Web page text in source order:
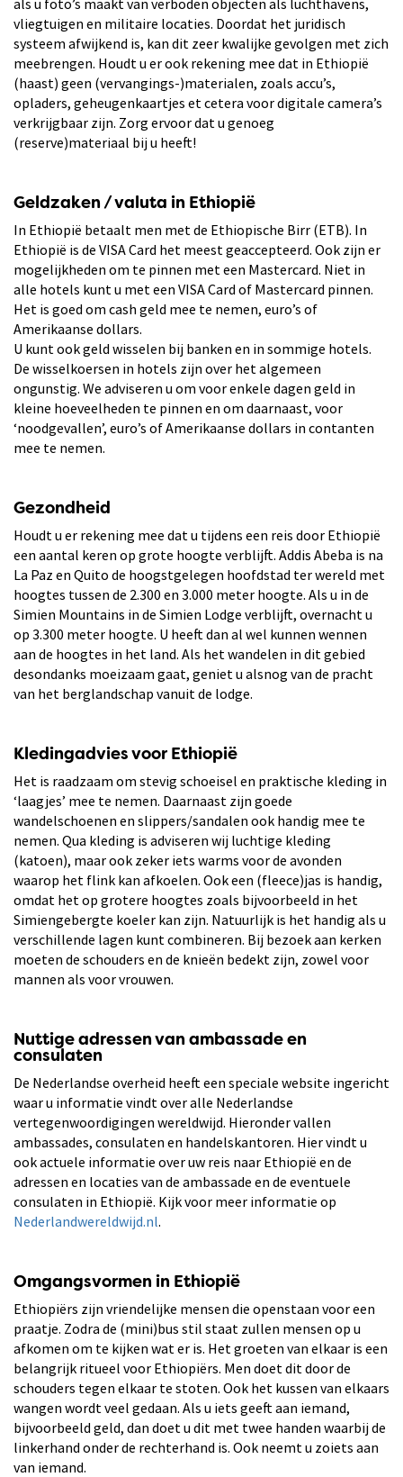
vliegtuigen en militaire locaties. Doordat het juridisch
systeem afwijkend is, kan dit zeer kwalijke gevolgen met zich
meebrengen. Houdt u er ook rekening mee dat in Ethiopië
(haast) geen (vervangings-)materialen, zoals accu’s,
opladers, geheugenkaartjes et cetera voor digitale camera’s
verkrijgbaar zijn. Zorg ervoor dat u genoeg
(reserve)materiaal bij u heeft!
Geldzaken / valuta in Ethiopië
In Ethiopië betaalt men met de Ethiopische Birr (ETB). In
Ethiopië is de VISA Card het meest geaccepteerd. Ook zijn er
mogelijkheden om te pinnen met een Mastercard. Niet in
alle hotels kunt u met een VISA Card of Mastercard pinnen.
Het is goed om cash geld mee te nemen, euro’s of
Amerikaanse dollars.
U kunt ook geld wisselen bij banken en in sommige hotels.
De wisselkoersen in hotels zijn over het algemeen
ongunstig. We adviseren u om voor enkele dagen geld in
kleine hoeveelheden te pinnen en om daarnaast, voor
‘noodgevallen’, euro’s of Amerikaanse dollars in contanten
mee te nemen.
Gezondheid
Houdt u er rekening mee dat u tijdens een reis door Ethiopië
een aantal keren op grote hoogte verblijft. Addis Abeba is na
La Paz en Quito de hoogstgelegen hoofdstad ter wereld met
hoogtes tussen de 2.300 en 3.000 meter hoogte. Als u in de
Simien Mountains in de Simien Lodge verblijft, overnacht u
op 3.300 meter hoogte. U heeft dan al wel kunnen wennen
aan de hoogtes in het land. Als het wandelen in dit gebied
desondanks moeizaam gaat, geniet u alsnog van de pracht
van het berglandschap vanuit de lodge.
Kledingadvies voor Ethiopië
Het is raadzaam om stevig schoeisel en praktische kleding in
‘laagjes’ mee te nemen. Daarnaast zijn goede
wandelschoenen en slippers/sandalen ook handig mee te
nemen. Qua kleding is adviseren wij luchtige kleding
(katoen), maar ook zeker iets warms voor de avonden
waarop het flink kan afkoelen. Ook een (fleece)jas is handig,
omdat het op grotere hoogtes zoals bijvoorbeeld in het
Simiengebergte koeler kan zijn. Natuurlijk is het handig als u
verschillende lagen kunt combineren. Bij bezoek aan kerken
moeten de schouders en de knieën bedekt zijn, zowel voor
mannen als voor vrouwen.
Nuttige adressen van ambassade en
consulaten
De Nederlandse overheid heeft een speciale website ingericht
waar u informatie vindt over alle Nederlandse
vertegenwoordigingen wereldwijd. Hieronder vallen
ambassades, consulaten en handelskantoren. Hier vindt u
ook actuele informatie over uw reis naar Ethiopië en de
adressen en locaties van de ambassade en de eventuele
consulaten in Ethiopië. Kijk voor meer informatie op
Nederlandwereldwijd.nl.
Omgangsvormen in Ethiopië
Ethiopiërs zijn vriendelijke mensen die openstaan voor een
praatje. Zodra de (mini)bus stil staat zullen mensen op u
afkomen om te kijken wat er is. Het groeten van elkaar is een
belangrijk ritueel voor Ethiopiërs. Men doet dit door de
schouders tegen elkaar te stoten. Ook het kussen van elkaars
wangen wordt veel gedaan. Als u iets geeft aan iemand,
bijvoorbeeld geld, dan doet u dit met twee handen waarbij de
linkerhand onder de rechterhand is. Ook neemt u zoiets aan
van iemand.